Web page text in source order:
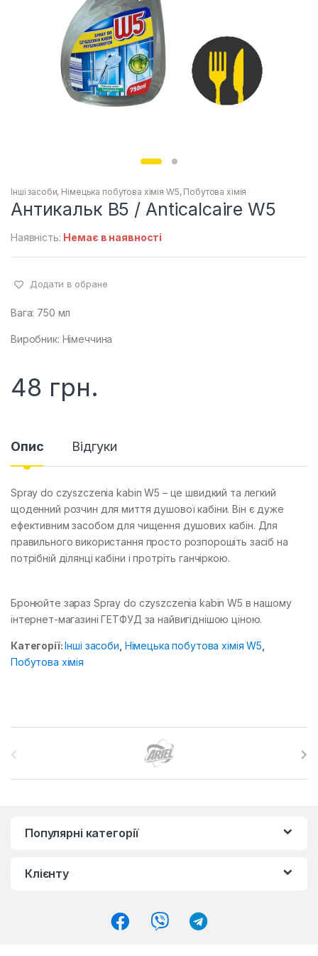
Інші засоби, Німецька побутова хімія W5, Побутова хімія
Антикальк В5 / Anticalcaire W5
Наявність: Немає в наявності
Додати в обране
Вага: 750 мл
Виробник: Німеччина
48 грн.
Опис Відгуки
Spray do czyszczenia kabin W5 – це швидкий та легкий
щоденний розчин для миття душової кабіни. Він є дуже
ефективним засобом для чищення душових кабін. Для
правильного використання просто розпорошіть засіб на
потрібній ділянці кабіни і протріть ганчіркою.
Бронюйте зараз Spray do czyszczenia kabin W5 в нашому
інтернет-магазині ГЕТФУД за найвигіднішою ціною.
Категорії:Інші засоби Німецька побутова хімія W5
Побутова хімія
Популярні категорії
Клієнту